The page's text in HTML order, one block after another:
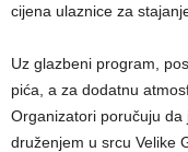
cijena ulaznice za
Uz glazbeni program,
pića, a za dodatnu
Organizatori poručuju
druženjem u srcu Velike